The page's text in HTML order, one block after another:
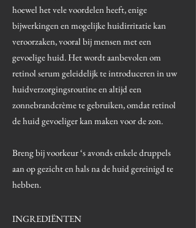
hoewel het vele voordelen heeft, enige
bijwerkingen en mogelijke huidirritatie kan
veroorzaken, vooral bij mensen met een
gevoelige huid. Het wordt aanbevolen om
retinol serum geleidelijk te introduceren in uw
huidverzorgingsroutine en altijd een
zonnebrandcrème te gebruiken, omdat retinol
de huid gevoeliger kan maken voor de zon.
Breng bij voorkeur ‘s avonds enkele druppels
aan op gezicht en hals na de huid gereinigd te
hebben.
INGREDIËNTEN